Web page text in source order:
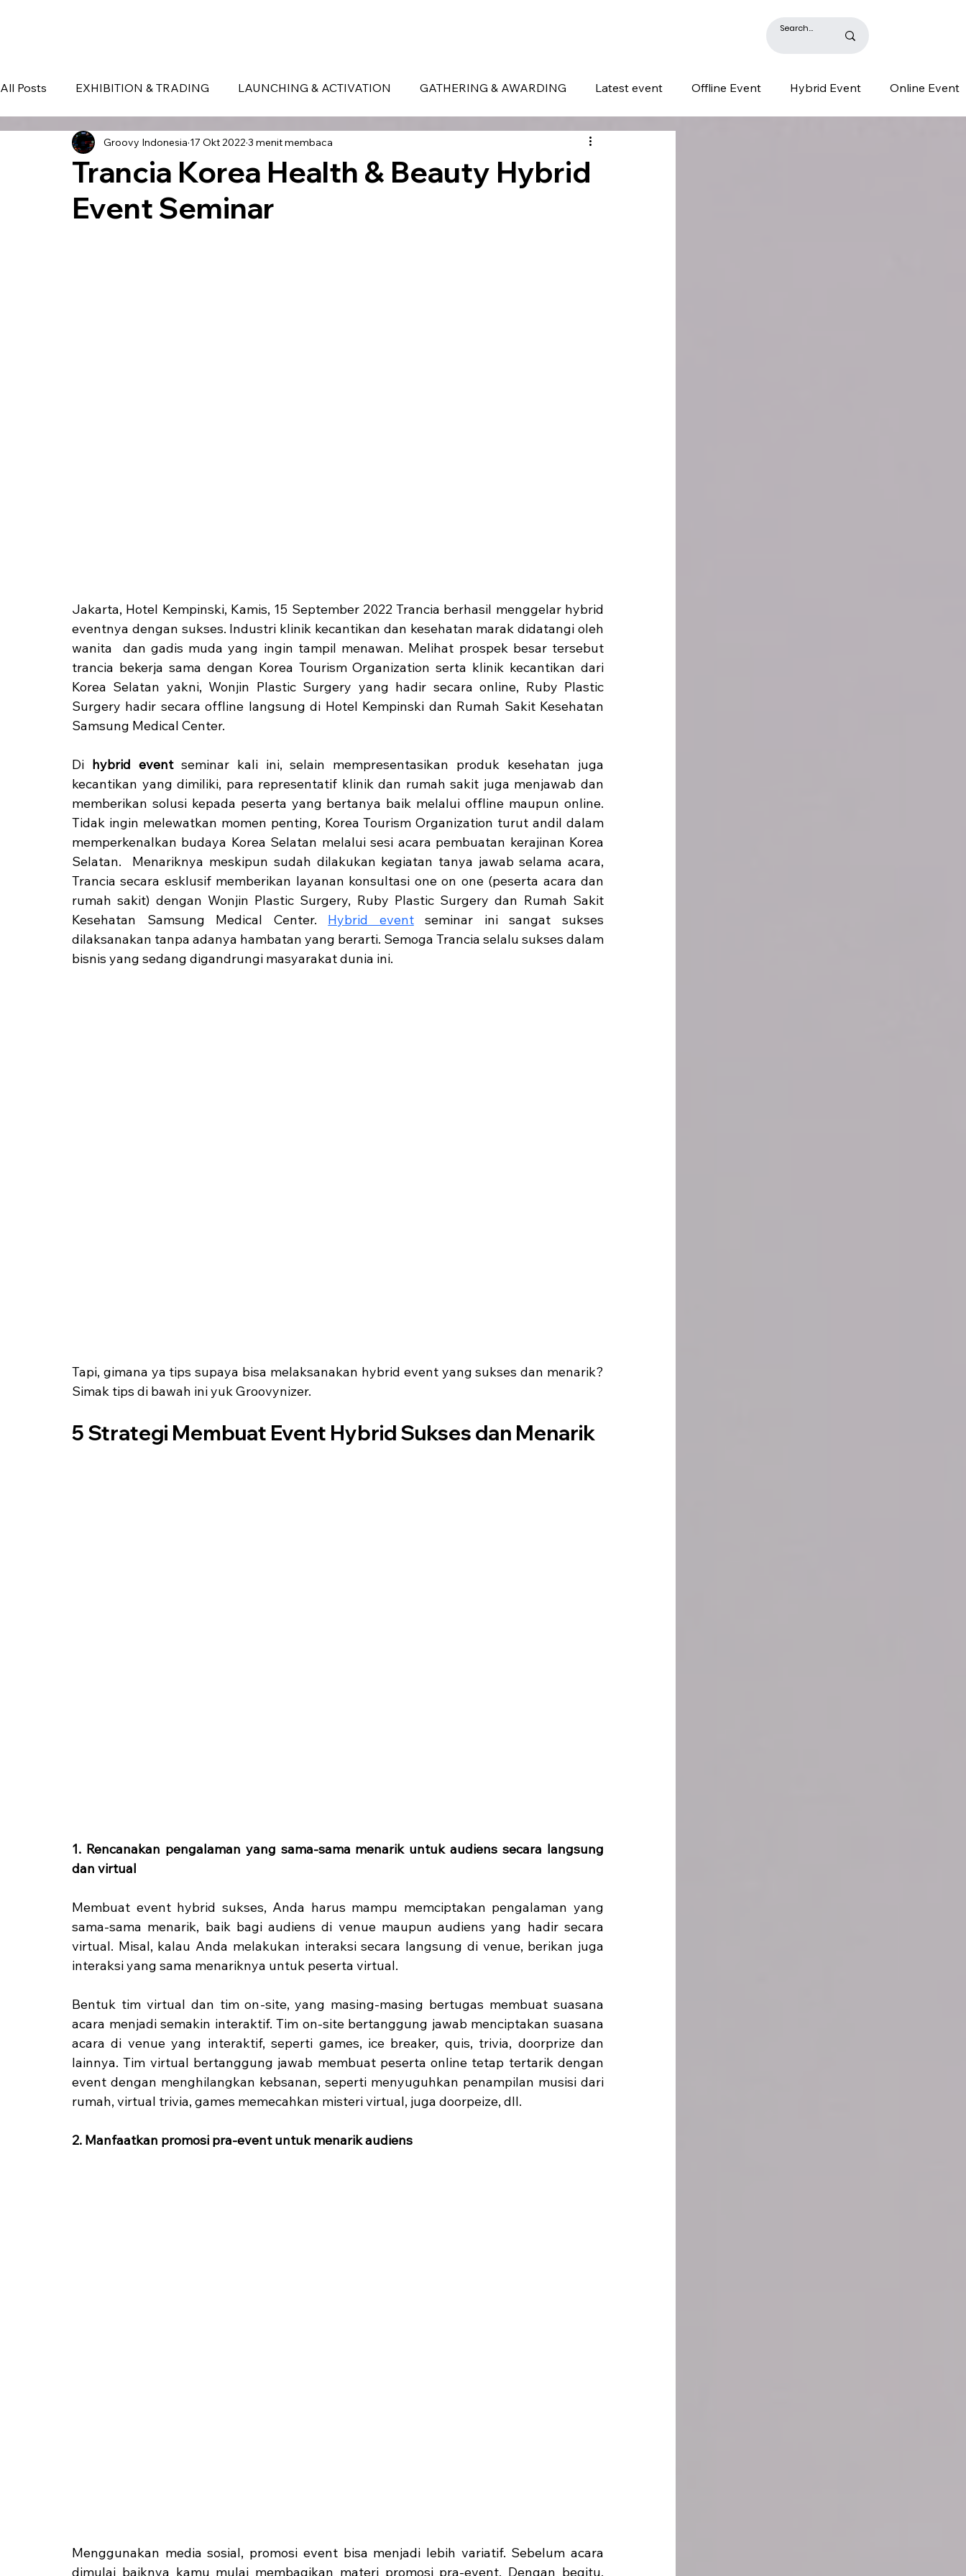
All Posts EXHIBITION & TRADING LAUNCHING & ACTIVATION GATHERING & AWARDING Latest event Offline Event Hybrid Event Online Event
Seminar & Conference BALI bali
Trancia Korea Health & Beauty Hybrid
Event Seminar
Groovy Indonesia 17 Okt 2022 3 menit membaca
Jakarta, Hotel Kempinski, Kamis, 15 September 2022 Trancia berhasil menggelar hybrid
eventnya dengan sukses. Industri klinik kecantikan dan kesehatan marak didatangi oleh
wanita  dan gadis muda yang ingin tampil menawan. Melihat prospek besar tersebut
trancia bekerja sama dengan Korea Tourism Organization serta klinik kecantikan dari
Korea Selatan yakni, Wonjin Plastic Surgery yang hadir secara online, Ruby Plastic
Surgery hadir secara offline langsung di Hotel Kempinski dan Rumah Sakit Kesehatan
Samsung Medical Center.
Di hybrid event seminar kali ini, selain mempresentasikan produk kesehatan juga
kecantikan yang dimiliki, para representatif klinik dan rumah sakit juga menjawab dan
memberikan solusi kepada peserta yang bertanya baik melalui offline maupun online.
Tidak ingin melewatkan momen penting, Korea Tourism Organization turut andil dalam
memperkenalkan budaya Korea Selatan melalui sesi acara pembuatan kerajinan Korea
Selatan.  Menariknya meskipun sudah dilakukan kegiatan tanya jawab selama acara,
Trancia secara esklusif memberikan layanan konsultasi one on one (peserta acara dan
rumah sakit) dengan Wonjin Plastic Surgery, Ruby Plastic Surgery dan Rumah Sakit
Kesehatan Samsung Medical Center. Hybrid event seminar ini sangat sukses
dilaksanakan tanpa adanya hambatan yang berarti. Semoga Trancia selalu sukses dalam
bisnis yang sedang digandrungi masyarakat dunia ini.
Tapi, gimana ya tips supaya bisa melaksanakan hybrid event yang sukses dan menarik?
Simak tips di bawah ini yuk Groovynizer.
5 Strategi Membuat Event Hybrid Sukses dan Menarik
1. Rencanakan pengalaman yang sama-sama menarik untuk audiens secara langsung
dan virtual
Membuat event hybrid sukses, Anda harus mampu memciptakan pengalaman yang
sama-sama menarik, baik bagi audiens di venue maupun audiens yang hadir secara
virtual. Misal, kalau Anda melakukan interaksi secara langsung di venue, berikan juga
interaksi yang sama menariknya untuk peserta virtual.
Bentuk tim virtual dan tim on-site, yang masing-masing bertugas membuat suasana
acara menjadi semakin interaktif. Tim on-site bertanggung jawab menciptakan suasana
acara di venue yang interaktif, seperti games, ice breaker, quis, trivia, doorprize dan
lainnya. Tim virtual bertanggung jawab membuat peserta online tetap tertarik dengan
event dengan menghilangkan kebsanan, seperti menyuguhkan penampilan musisi dari
rumah, virtual trivia, games memecahkan misteri virtual, juga doorpeize, dll.
2. Manfaatkan promosi pra-event untuk menarik audiens
Menggunakan media sosial, promosi event bisa menjadi lebih variatif. Sebelum acara
dimulai baiknya kamu mulai membagikan materi promosi pra-event. Dengan begitu,